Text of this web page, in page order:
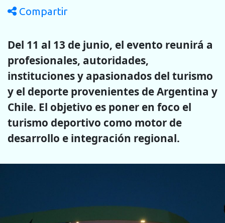
Compartir
Del 11 al 13 de junio, el evento reunirá a
profesionales, autoridades,
instituciones y apasionados del turismo
y el deporte provenientes de Argentina y
Chile. El objetivo es poner en foco el
turismo deportivo como motor de
desarrollo e integración regional.